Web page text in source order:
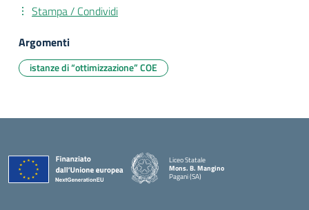
Stampa / Condividi
Argomenti
istanze di “ottimizzazione” COE
Liceo Statale
Mons. B. Mangino
Pagani (SA)
— Visita la pagina iniziale della scuola